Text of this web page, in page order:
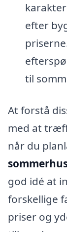
efter
til
At forstå
med at
når du
god idé at
forskellige
priser og